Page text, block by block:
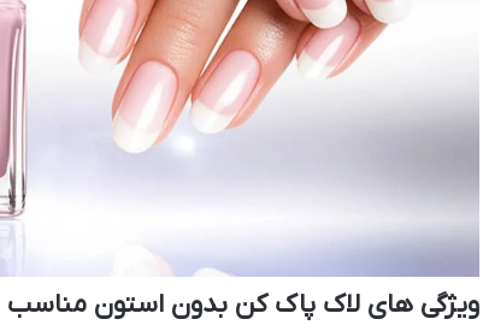
ویژگی های لاک پاک کن بدون استون